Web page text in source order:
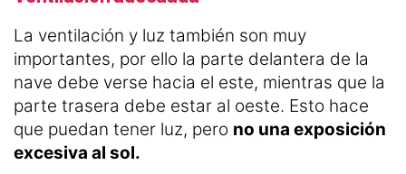
La ventilación y luz también son muy
importantes, por ello la parte delantera de la
nave debe verse hacia el este, mientras que la
parte trasera debe estar al oeste. Esto hace
que puedan tener luz, pero no una exposición
excesiva al sol.